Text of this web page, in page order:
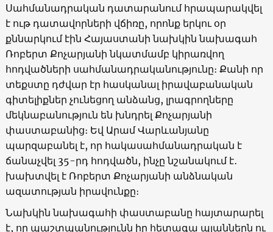
Սահմանադրական դատարանում հրապարակվել
է ութ դատավորների վճիռը, որոնք երկու օր
քննարկում էին Հայաստանի նախկին նախագահ
Ռոբերտ Քոչարյանի նկատմամբ կիրառվող
հոդվածների սահմանադրականությունը։ Քանի որ
տեքստը դժվար էր հասկանալ իրավաբանական
գիտելիքներ չունեցող անձանց, լրագրողները
մեկնաբանություն են խնդրել Քոչարյանի
փաստաբանից։ Եվ Արամ Վարևանյանը
պարզաբանել է, որ հակասահմանադրական է
ճանաչվել 35-րդ հոդվածն, ինչը նշանակում է․
խախտվել է Ռոբերտ Քոչարյանի անձնական
ազատության իրավունքը։
Նախկին նախագահի փաստաբանը հայտարարել
է, որ պաշտպանությունն իր հետագա պլաններն ու